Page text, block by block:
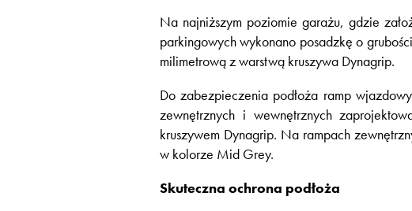
Na najniższym poziomie garażu, gdzie
parkingowych wykonano posadzkę o
milimetrową z warstwą kruszywa Dynagrip.
Do zabezpieczenia podłoża ramp
zewnętrznych i wewnętrznych
kruszywem Dynagrip. Na rampach
w kolorze Mid Grey.
Skuteczna ochrona podłoża